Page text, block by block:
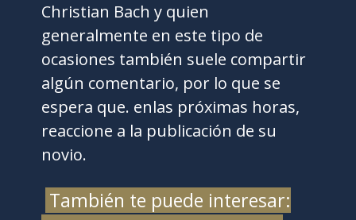
Christian Bach y quien
generalmente en este tipo de
ocasiones también suele compartir
algún comentario, por lo que se
espera que. enlas próximas horas,
reaccione a la publicación de su
novio.
También te puede interesar: